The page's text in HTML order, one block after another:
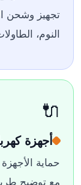
تجهيز وشحن
النوم،
🔌
أجهزة
حماية
مع توضيح